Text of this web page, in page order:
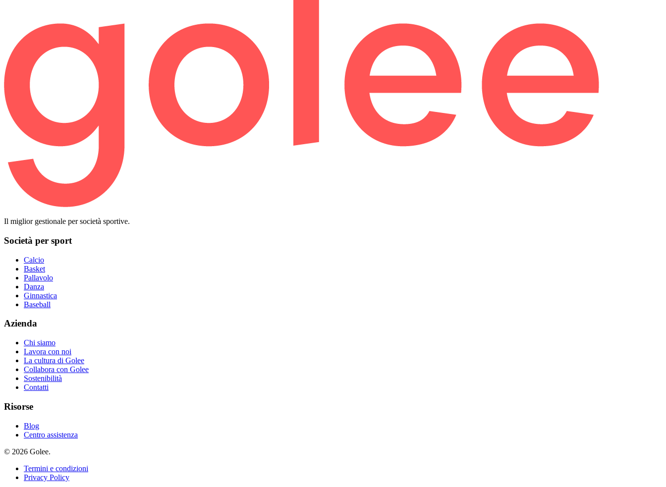
Il miglior gestionale per società sportive.
Società per sport
Calcio
Basket
Pallavolo
Danza
Ginnastica
Baseball
Azienda
Chi siamo
Lavora con noi
La cultura di Golee
Collabora con Golee
Sostenibilità
Contatti
Risorse
Blog
Centro assistenza
© 2026 Golee.
Termini e condizioni
Privacy Policy